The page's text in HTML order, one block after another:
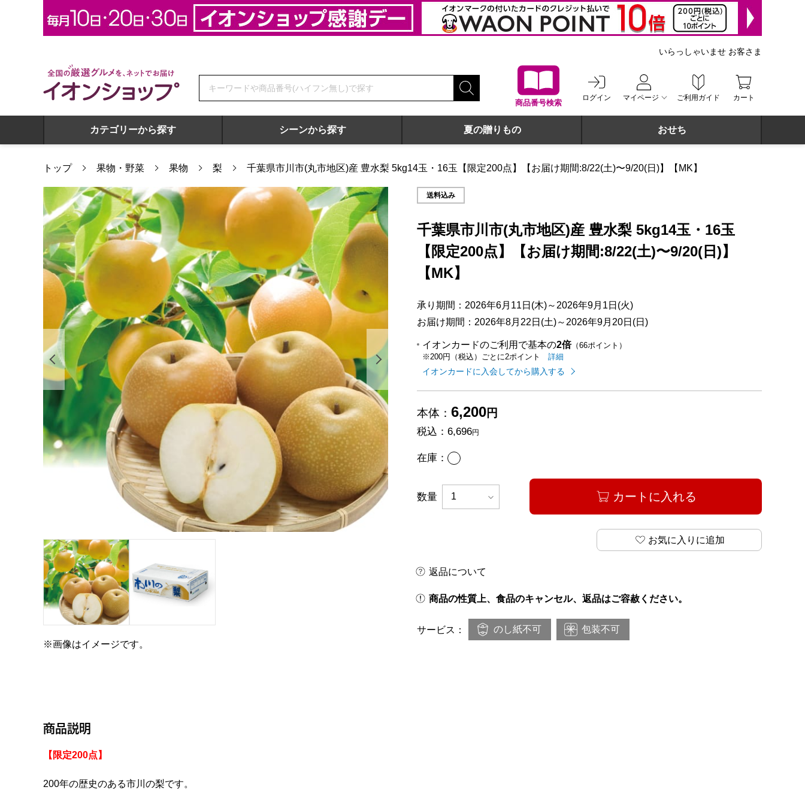
全国の厳選グルメを、ネットでお届け イオンショップ
商品番号検索
ログイン マイページ ご利用ガイド カート
いらっしゃいませ お客さま
カテゴリーから探す シーンから探す 夏の贈りもの おせち
トップ 果物・野菜 果物 梨 千葉県市川市(丸市地区)産 豊水梨 5kg14玉・16玉【限定200点】【お届け期間:8/22(土)〜9/20(日)】【MK】
千葉県市川市(丸市地区)産 豊水梨 5kg14玉・16玉【限定200点】【お届け期間:8/22(土)〜9/20(日)】【MK】
前の画像を表示する 次の画像を表示する
※画像はイメージです。
送料込み
千葉県市川市(丸市地区)産 豊水梨 5kg14玉・16玉
【限定200点】【お届け期間:8/22(土)〜9/20(日)】
【MK】
承り期間：2026年6月11日(木)～2026年9月1日(火)
お届け期間：2026年8月22日(土)～2026年9月20日(日)
イオンカードのご利用で基本の2倍（66ポイント）
※200円（税込）ごとに2ポイント
イオンカードのご利用でたまるポイントの
詳細
イオンカードに入会してから購入する
本体： 6,200円
税込： 6,696円
在庫： あり
数量 カートに入れる
お気に入りに追加
返品について
商品の性質上、食品のキャンセル、返品はご容赦ください。
サービス： のし紙不可 包装不可
商品説明
【限定200点】
200年の歴史のある市川の梨です。